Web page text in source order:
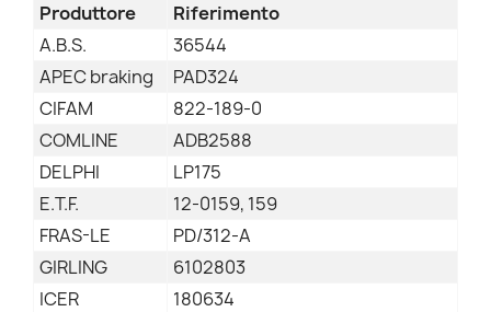
Produttore
Riferimento
A.B.S.
36544
APEC braking
PAD324
CIFAM
822-189-0
COMLINE
ADB2588
DELPHI
LP175
E.T.F.
12-0159, 159
FRAS-LE
PD/312-A
GIRLING
6102803
ICER
180634